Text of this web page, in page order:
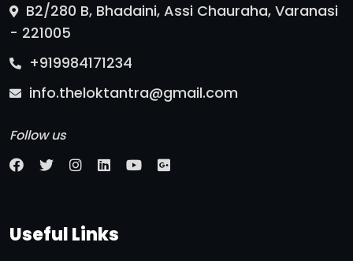
B2/280 B, Bhadaini, Assi Chauraha, Varanasi
- 221005
+919984171234
info.theloktantra@gmail.com
Follow us
Useful Links